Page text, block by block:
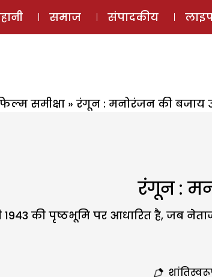
समाज संपादकीय
समीक्षा » रंगून : मनोरंजन की बजाय
रंगून :
की पृष्ठभूमि पर आधारित है, जब